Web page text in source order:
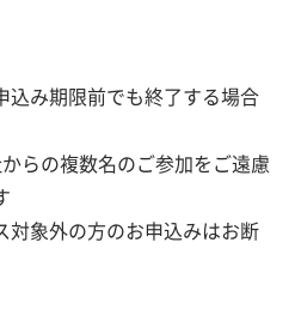
み期限前でも終了する場合
らの複数名のご参加をご遠慮
象外の方のお申込みはお断